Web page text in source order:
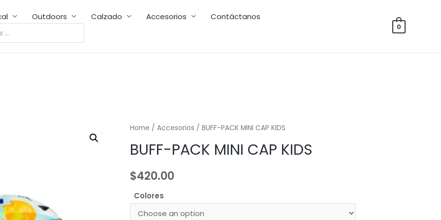
Outdoors Calzado Accesorios
Contáctanos
0
Home / Accesorios / BUFF-PACK MINI CAP KIDS
BUFF-PACK MINI CAP KIDS
$420.00
Colores